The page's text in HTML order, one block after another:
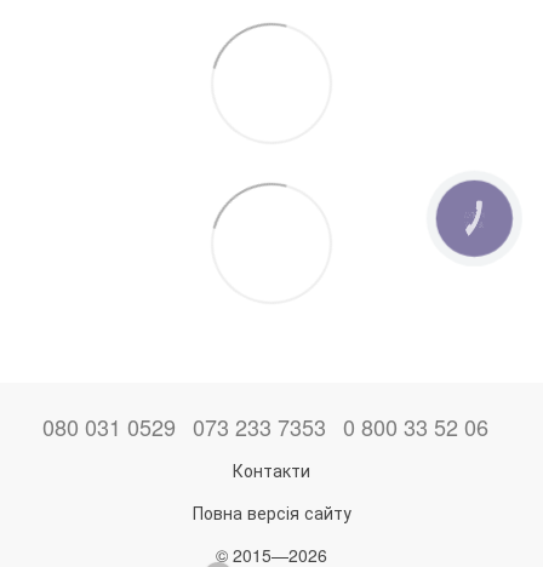
080 031 0529 073 233 7353 0 800 33 52 06
Контакти
Повна версія сайту
© 2015—2026
КНОПКА
ЗВ'ЯЗКУ